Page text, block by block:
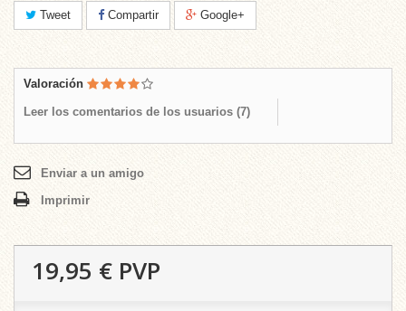
Tweet Compartir Google+
Valoración
Leer los comentarios de los usuarios (7)
Enviar a un amigo
Imprimir
19,95 € PVP